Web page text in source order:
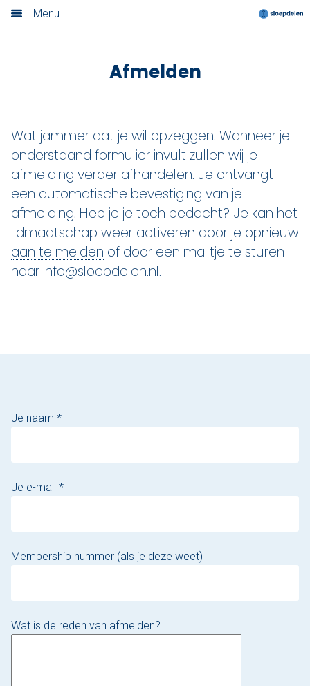
Menu
Nieuwsoverzicht
Locaties
Amsterdam
Utrecht
Rotterdam
Haarlem
Alle evenementen
Cadeaubon
De sloep
Nu reserveren
Lidmaatschap opzeggen
Afmelden
Wat jammer dat je wil opzeggen. Wanneer je
onderstaand formulier invult zullen wij je
afmelding verder afhandelen. Je ontvangt
een automatische bevestiging van je
afmelding. Heb je je toch bedacht? Je kan het
lidmaatschap weer activeren door je opnieuw
aan te melden of door een mailtje te sturen
naar info@sloepdelen.nl.
Je naam *
Je e-mail *
Membership nummer (als je deze weet)
Wat is de reden van afmelden?